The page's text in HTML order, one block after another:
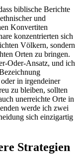
biblische Berichte
und
Konvertiten
konzentrierten sich
Völkern, sondern
Orten zu bringen.
Oder-Ansatz, und ich
in irgendeiner
zu bleiben, sollten
unerreichte Orte in
werde ich zwei
sich einzigartig
Strategien